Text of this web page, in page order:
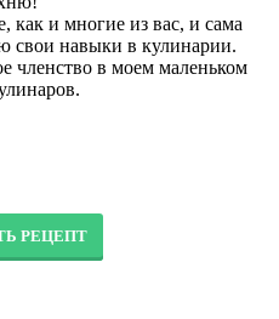
как и многие из вас, и сама
свои навыки в кулинарии.
членство в моем маленьком
РЕЦЕПТ